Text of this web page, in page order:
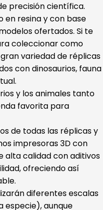
precisión científica.
en resina y con base
ofertados. Si te
coleccionar como
variedad de réplicas
con dinosaurios, fauna
y los animales tanto
favorita para
de todas las réplicas y
impresoras 3D con
alta calidad con aditivos
ofreciendo así
diferentes escalas
especie), aunque